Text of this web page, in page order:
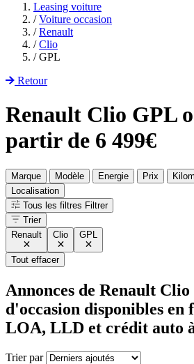
Leasing voiture
/ Voiture occasion
/ Renault
/ Clio
/ GPL
Retour
Renault Clio GPL
partir de 6 499€
Marque Modèle Energie Prix
Localisation
Tous les filtres Filtrer
Trier
Renault
Clio GPL
Tout effacer
Annonces de Renault
d'occasion disponibles en
LOA, LLD et crédit auto
Trier par